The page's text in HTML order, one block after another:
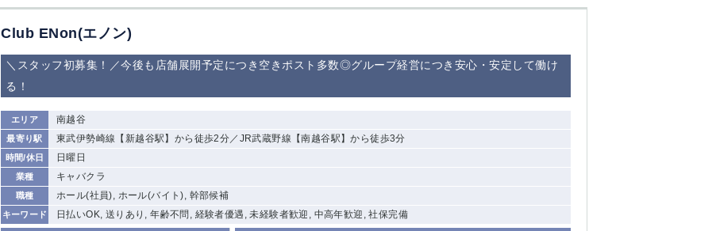
Club ENon(エノン)
＼スタッフ初募集！／今後も店舗展開予定につき空きポスト多数◎グループ経営につき安心・安定して働け
る！
エリア 南越谷
最寄り駅 東武伊勢崎線【新越谷駅】から徒歩2分／JR武蔵野線【南越谷駅】から徒歩3分
時間/休日 日曜日
業種 キャバクラ
職種 ホール(社員), ホール(バイト), 幹部候補
キーワード 日払いOK, 送りあり, 年齢不問, 経験者優遇, 未経験者歓迎, 中高年歓迎, 社保完備